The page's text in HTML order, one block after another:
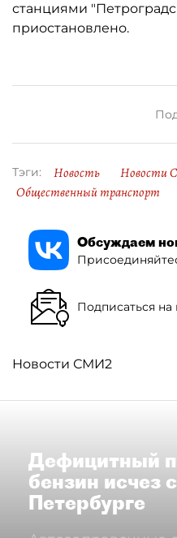
станциями
приостановлено.
Тэги: Новость Новости
Общественный транспорт
Обсуждаем
Подписаться на
Новости СМИ2
Дефицитный
бензин исчез
Петербурге